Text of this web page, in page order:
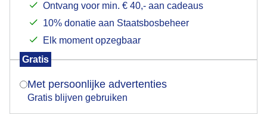
Ontvang voor min. € 40,- aan cadeaus
10% donatie aan Staatsbosbeheer
Elk moment opzegbaar
Gratis
Met persoonlijke advertenties
Gratis blijven gebruiken
Indien je hier nog geen akkoord op hebt gegeven,
verschijnt er zo een pop-up uit je browser waarin
Is goed, toon de popup